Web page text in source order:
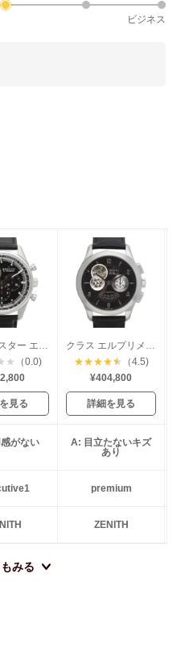
ビジネス
★
（0.0)
見る
★★★★★
（4.5)
¥404,800
詳細を見る
がない
A: 目立たないキズ
あり
premium
ZENITH
みる